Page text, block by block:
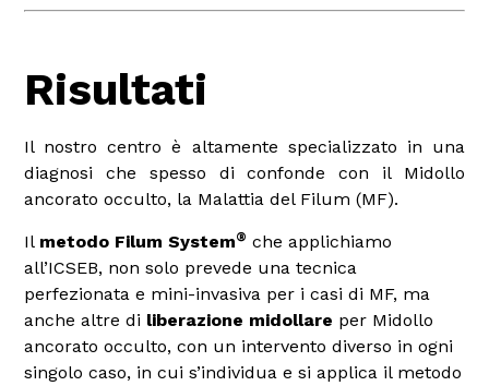
Risultati
Il nostro centro è altamente specializzato in una
diagnosi che spesso di confonde con il Midollo
ancorato occulto, la Malattia del Filum (MF).
Il metodo Filum System® che applichiamo
all’ICSEB, non solo prevede una tecnica
perfezionata e mini-invasiva per i casi di MF, ma
anche altre di liberazione midollare per Midollo
ancorato occulto, con un intervento diverso in ogni
singolo caso, in cui s’individua e si applica il metodo